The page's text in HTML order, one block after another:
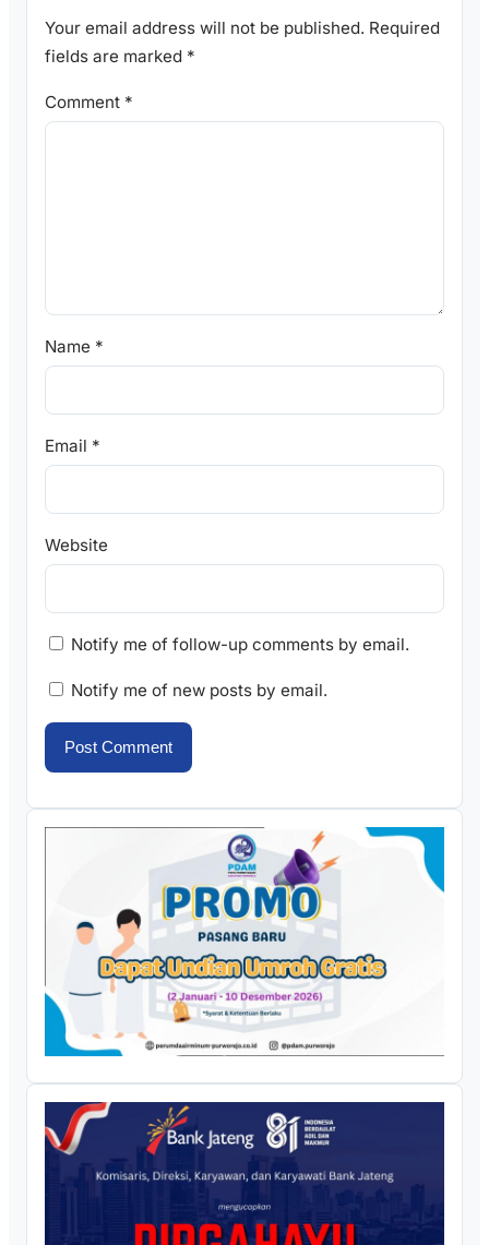
Your email address will not be published. Required
fields are marked *
Comment *
Name *
Email *
Website
Notify me of follow-up comments by email.
Notify me of new posts by email.